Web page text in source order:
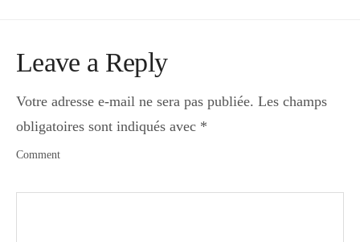
Leave a Reply
Votre adresse e-mail ne sera pas publiée. Les champs
obligatoires sont indiqués avec *
Comment